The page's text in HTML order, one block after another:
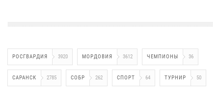
РОСГВАРДИЯ 3920 МОРДОВИЯ 3612 ЧЕМПИОНЫ 36
САРАНСК 2785 СОБР 262 СПОРТ 64 ТУРНИР 50